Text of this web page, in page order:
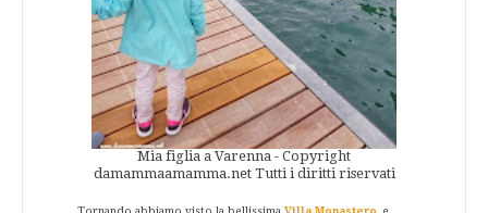
Mia figlia a Varenna - Copyright
damammaamamma.net Tutti i diritti riservati